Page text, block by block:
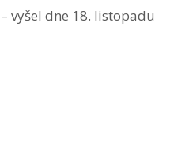
vyšel dne 18. listopadu